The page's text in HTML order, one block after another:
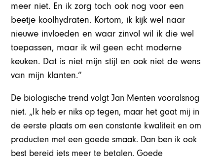
meer niet. En ik zorg toch ook nog voor een
beetje koolhydraten. Kortom, ik kijk wel naar
nieuwe invloeden en waar zinvol wil ik die wel
toepassen, maar ik wil geen echt moderne
keuken. Dat is niet mijn stijl en ook niet de wens
van mijn klanten.”
De biologische trend volgt Jan Menten vooralsnog
niet. „Ik heb er niks op tegen, maar het gaat mij in
de eerste plaats om een constante kwaliteit en om
producten met een goede smaak. Dan ben ik ook
best bereid iets meer te betalen. Goede